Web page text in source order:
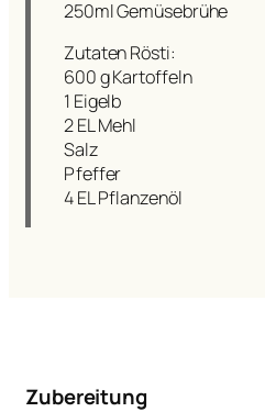
250ml Gemüsebrühe
Zutaten Rösti:
600 g Kartoffeln
1 Eigelb
2 EL Mehl
Salz
Pfeffer
4 EL Pflanzenöl
Zubereitung